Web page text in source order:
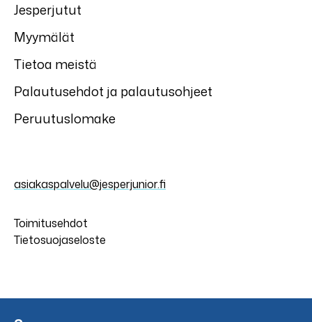
Jesperjutut
Myymälät
Tietoa meistä
Palautusehdot ja palautusohjeet
Peruutuslomake
asiakaspalvelu@jesperjunior.fi
Toimitusehdot
Tietosuojaseloste